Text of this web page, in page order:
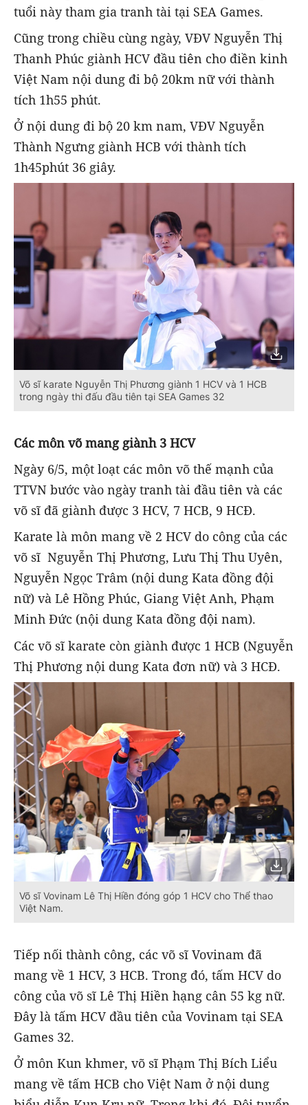
tuổi này tham gia tranh tài tại SEA Games.
Cũng trong chiều cùng ngày, VĐV Nguyễn Thị
Thanh Phúc giành HCV đầu tiên cho điền kinh
Việt Nam nội dung đi bộ 20km nữ với thành
tích 1h55 phút.
Ở nội dung đi bộ 20 km nam, VĐV Nguyễn
Thành Ngưng giành HCB với thành tích
1h45phút 36 giây.
Võ sĩ karate Nguyễn Thị Phương giành 1 HCV và 1 HCB
trong ngày thi đấu đầu tiên tại SEA Games 32
Các môn võ mang giành 3 HCV
Ngày 6/5, một loạt các môn võ thế mạnh của
TTVN bước vào ngày tranh tài đầu tiên và các
võ sĩ đã giành được 3 HCV, 7 HCB, 9 HCĐ.
Karate là môn mang về 2 HCV do công của các
võ sĩ Nguyễn Thị Phương, Lưu Thị Thu Uyên,
Nguyễn Ngọc Trâm (nội dung Kata đồng đội
nữ) và Lê Hồng Phúc, Giang Việt Anh, Phạm
Minh Đức (nội dung Kata đồng đội nam).
Các võ sĩ karate còn giành được 1 HCB (Nguyễn
Thị Phương nội dung Kata đơn nữ) và 3 HCĐ.
Võ sĩ Vovinam Lê Thị Hiền đóng góp 1 HCV cho Thể thao
Việt Nam.
Tiếp nối thành công, các võ sĩ Vovinam đã
mang về 1 HCV, 3 HCB. Trong đó, tấm HCV do
công của võ sĩ Lê Thị Hiền hạng cân 55 kg nữ.
Đây là tấm HCV đầu tiên của Vovinam tại SEA
Games 32.
Ở môn Kun khmer, võ sĩ Phạm Thị Bích Liểu
mang về tấm HCB cho Việt Nam ở nội dung